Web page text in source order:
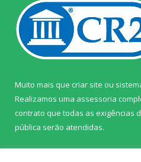
Muito mais que criar site ou
Realizamos uma assessoria
contrato que todas as exigências
pública serão atendidas.